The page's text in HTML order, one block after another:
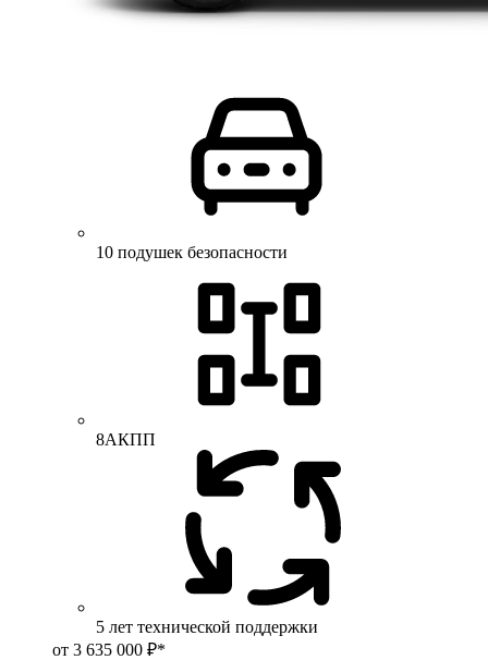
10 подушек безопасности
8АКПП
5 лет технической поддержки
от 3 635 000 ₽*